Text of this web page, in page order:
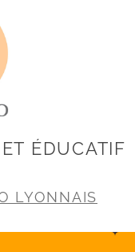
ÉDUCATIF
LYONNAIS